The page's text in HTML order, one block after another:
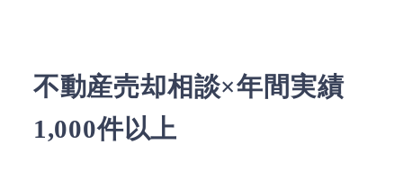
不動産売却相談×年間実績
1,000件以上